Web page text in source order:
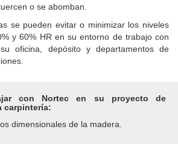
o se abomban.
se pueden evitar o minimizar los niveles
y 60% HR en su entorno de trabajo con
oficina, depósito y departamentos de
con Nortec en su proyecto de
carpintería:
dimensionales de la madera.